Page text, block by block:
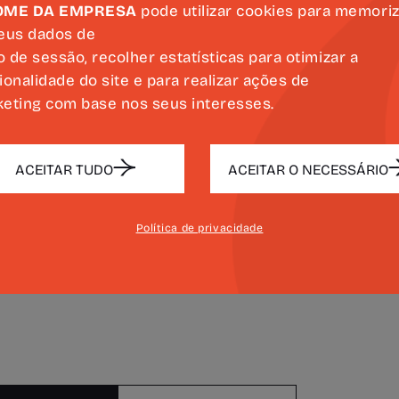
pela Estrutura de Missão-
boa receção do formulário, a proposta de
na Agenda CAMÕES 500
aprovado, o evento passará a integrar a
DA EMPRESA pode utilizar cookies para
dados de
de sessão, recolher estatísticas para otimizar a
do site e para realizar ações de
com base nos seus interesses.
ACEITAR TUDO ACEITAR O NECESSÁRIO
Política de privacidade